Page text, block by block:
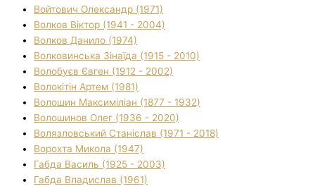
Войтович Олександр (1971)
Волков Віктор (1941 - 2004)
Волков Данило (1974)
Волковинська Зінаїда (1915 - 2010)
Волобуєв Євген (1912 - 2002)
Волокітін Артем (1981)
Волошин Максиміліан (1877 - 1932)
Волошинов Олег (1936 - 2020)
Волязловський Станіслав (1971 - 2018)
Ворохта Микола (1947)
Габда Василь (1925 - 2003)
Габда Владислав (1961)